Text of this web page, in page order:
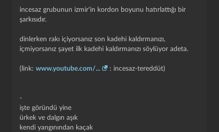
incesaz grubunun izmir'in kordon boyunu hatırlattığı bir
şarkısıdır.
dinlerken rakı içiyorsanız son kadehi kaldırmanızı,
içmiyorsanız şayet ilk kadehi kaldırmanızı söylüyor adeta.
(link: www.youtube.com/... : i̇ncesaz-tereddüt)
-
i̇şte göründü yine
ürkek ve dalgın aşık
kendi yangınından kaçak